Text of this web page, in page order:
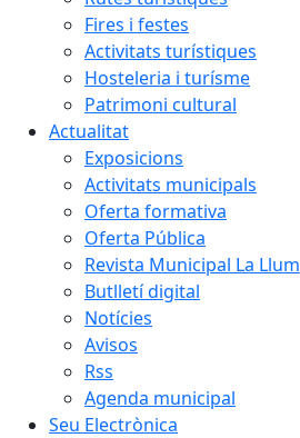
Fires i festes
Activitats turístiques
Hosteleria i turísme
Patrimoni cultural
Actualitat
Exposicions
Activitats municipals
Oferta formativa
Oferta Pública
Revista Municipal La Llum
Butlletí digital
Notícies
Avisos
Rss
Agenda municipal
Seu Electrònica